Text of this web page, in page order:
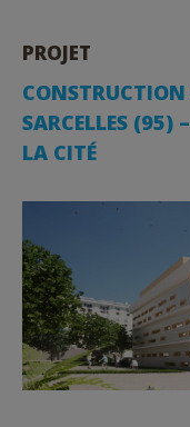
PROJET
CONSTRUCTION
SARCELLES (95)
LA CITÉ